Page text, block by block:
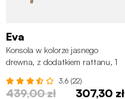
Eva
Konsola w kolorze jasnego
drewna, z dodatkiem rattanu, 1
3.6 (22)
439,00 zł 307,30 zł